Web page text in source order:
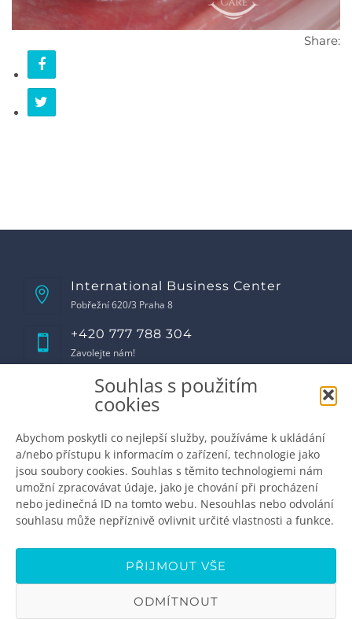
Souhlas s použitím
cookies
Abychom poskytli co nejlepší služby, používáme k ukládání
a/nebo přístupu k informacím o zařízení, technologie jako
jsou soubory cookies. Souhlas s těmito technologiemi nám
umožní zpracovávat údaje, jako je chování při procházení
nebo jedinečná ID na tomto webu. Nesouhlas nebo odvolání
souhlasu může nepříznivě ovlivnit určité vlastnosti a funkce.
PŘIJMOUT VŠE
ODMÍTNOUT
Share:
International Business Center
Pobřežní 620/3 Praha 8
+420 777 788 304
Zavolejte nám!
Otevírací doba
Pondělí8:00 - 17:00
Středa8:00 - 17:00
Čtvrtek 8:00 - 17:00
Pátek8:00 - 16:00
Sobotazavřeno
Neděle
zavřeno
info@premiumdental.cz